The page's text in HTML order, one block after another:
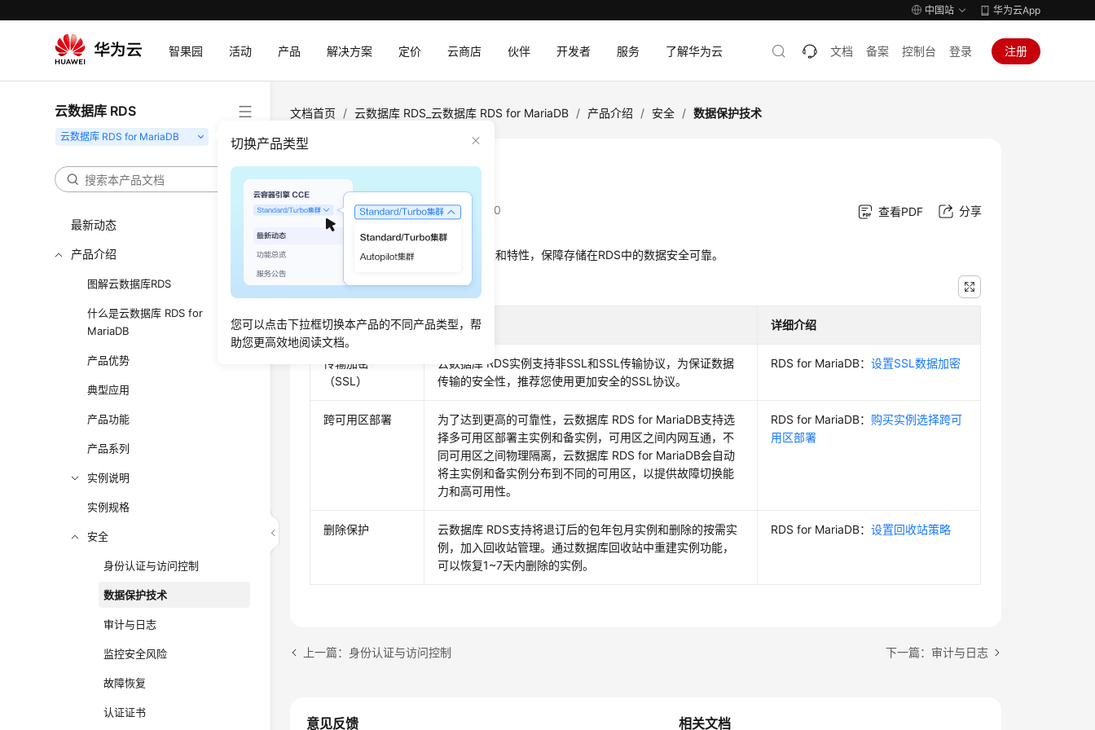
中国站 华为云App
智果园 活动 产品 解决方案 定价 云商店 伙伴 开发者 服务 了解华为云 文档 备案 控制台 登录 注册
云数据库 RDS
切换产品类型
您可以点击下拉框切换本产品的不同产品类型，帮
助您更高效地阅读文档。
最新动态
产品介绍
图解云数据库RDS
什么是云数据库 RDS for
MariaDB
产品优势
典型应用
产品功能
产品系列
实例说明
实例规格
安全
身份认证与访问控制
数据保护技术
审计与日志
监控安全风险
故障恢复
认证证书
文档首页 / 云数据库 RDS_云数据库 RDS for MariaDB / 产品介绍 / 安全 / 数据保护技术
数据保护技术
更新时间：2025-09-05 GMT+08:00 查看PDF 分享
云数据库 RDS通过多种数据保护手段和特性，保障存储在RDS中的数据安全可靠。
表1RDS的数据保护手段和特性
数据保护手段 简要说明 详细介绍
传输加密
（SSL）
云数据库 RDS实例支持非SSL和SSL传输协议，为保证数据
传输的安全性，推荐您使用更加安全的SSL协议。
RDS for MariaDB：设置SSL数据加密
跨可用区部署
为了达到更高的可靠性，云数据库 RDS for MariaDB支持选
择多可用区部署主实例和备实例，可用区之间内网互通，不
同可用区之间物理隔离，云数据库 RDS for MariaDB会自动
将主实例和备实例分布到不同的可用区，以提供故障切换能
力和高可用性。
RDS for MariaDB： 购买实例选择跨可
用区部署
删除保护 云数据库 RDS支持将退订后的包年包月实例和删除的按需实
例，加入回收站管理。通过数据库回收站中重建实例功能，
可以恢复1~7天内删除的实例。
RDS for MariaDB：设置回收站策略
上一篇：身份认证与访问控制 下一篇：审计与日志
相关文档
意见反馈